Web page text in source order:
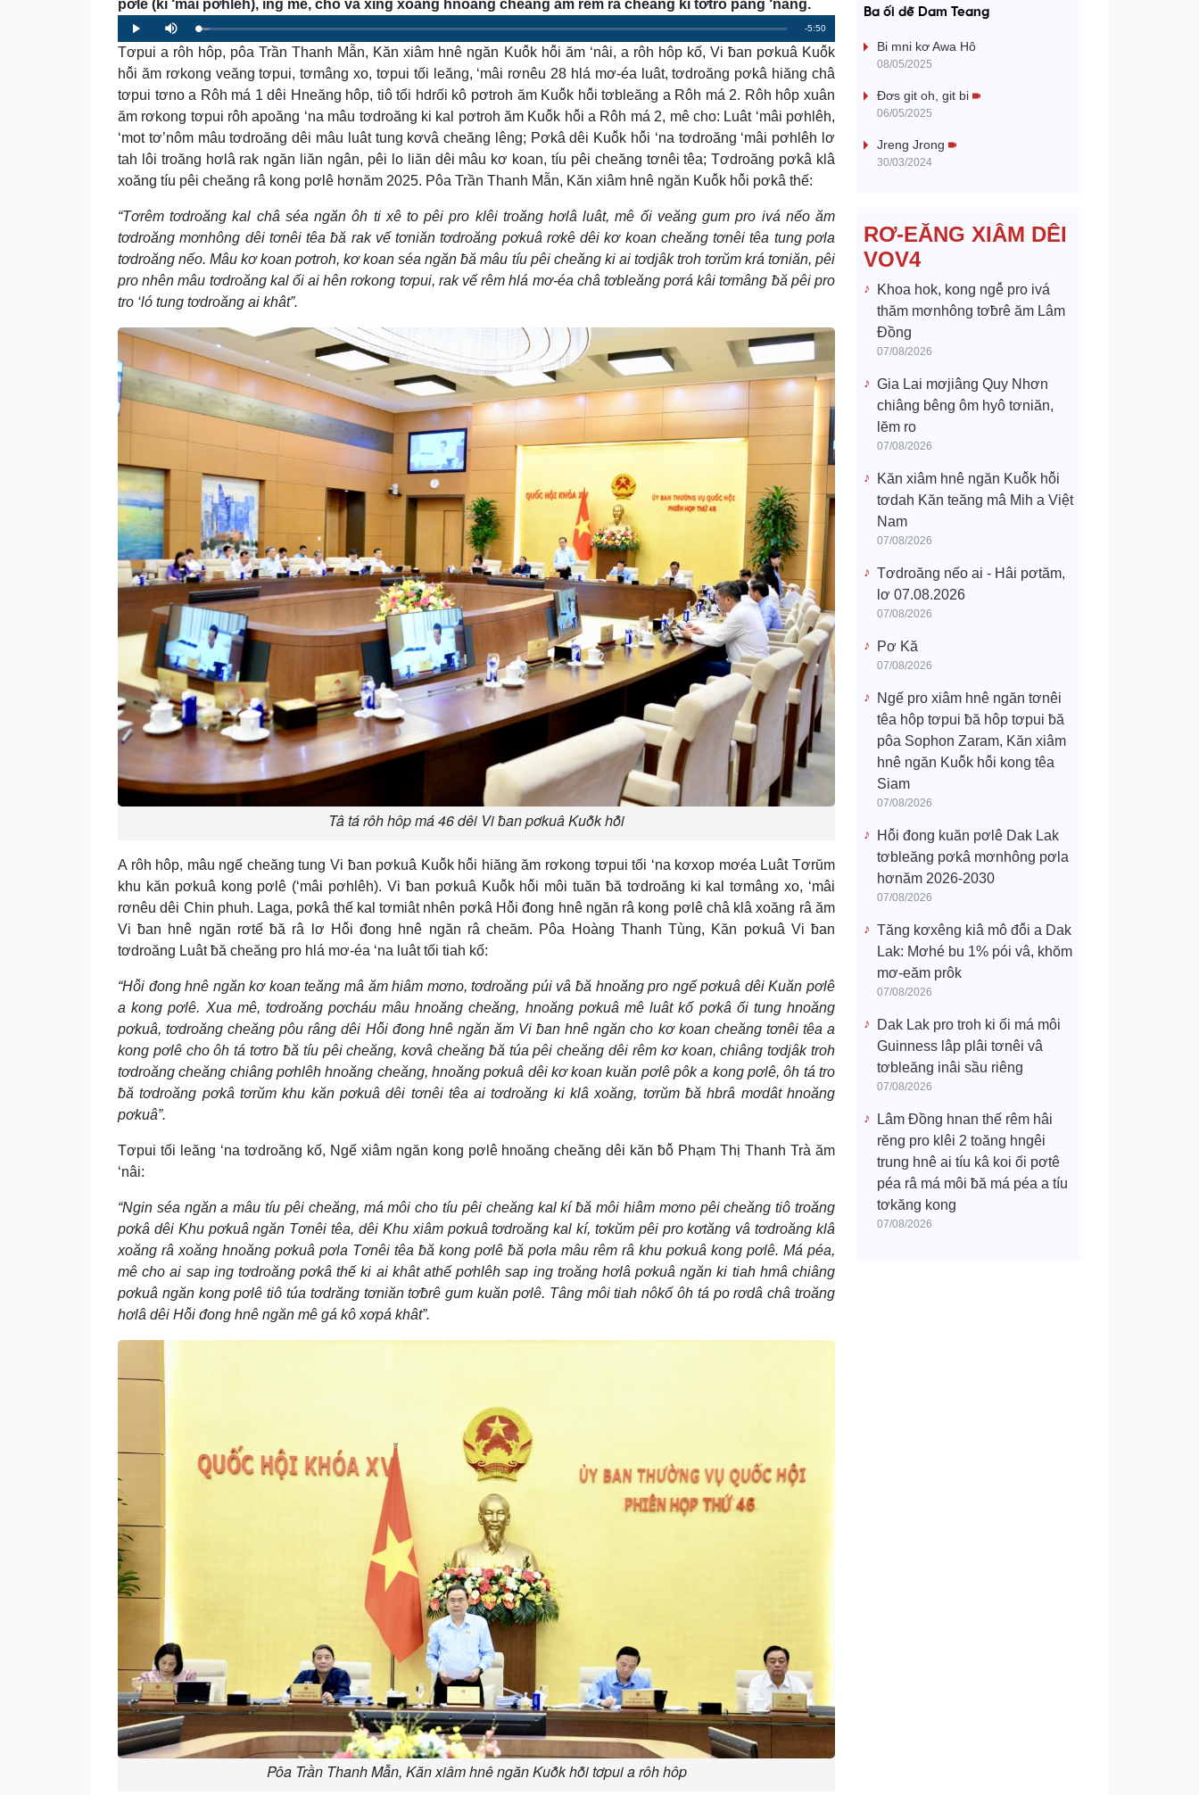
pơlê (ki ‘mâi pơhlêh), ing mê, cho vâ xing xoăng hnoăng cheăng ăm rêm râ cheăng ki tơtro păng ‘nâng.
Play Mute Loaded:
0%
Progress:
0%
Remaining
Time
-5:50
Tơpui a rôh hôp, pôa Trần Thanh Mẫn, Kăn xiâm hnê ngăn Kuô̆k hô̆i ăm ‘nâi, a rôh hôp kố, Vi ƀan pơkuâ Kuô̆k
hô̆i ăm rơkong veăng tơpui, tơmâng xo, tơpui tối leăng, ‘mâi rơnêu 28 hlá mơ-éa luât, tơdroăng pơkâ hiăng châ
tơpui tơno a Rôh má 1 dêi Hneăng hôp, tiô tối hdrối kô pơtroh ăm Kuô̆k hô̆i tơbleăng a Rôh má 2. Rôh hôp xuân
ăm rơkong tơpui rôh apoăng ‘na mâu tơdroăng ki kal pơtroh ăm Kuô̆k hô̆i a Rôh má 2, mê cho: Luât ‘mâi pơhlêh,
‘mot tơ’nôm mâu tơdroăng dêi mâu luât tung kơvâ cheăng lêng; Pơkâ dêi Kuô̆k hô̆i ‘na tơdroăng ‘mâi pơhlêh lơ
tah lôi troăng hơlâ rak ngăn liăn ngân, pêi lo liăn dêi mâu kơ koan, tíu pêi cheăng tơnêi têa; Tơdroăng pơkâ klâ
xoăng tíu pêi cheăng râ kong pơlê hơnăm 2025. Pôa Trần Thanh Mẫn, Kăn xiâm hnê ngăn Kuô̆k hô̆i pơkâ thế:
“Tơrêm tơdroăng kal châ séa ngăn ôh ti xê to pêi pro klêi troăng hơlâ luât, mê ối veăng gum pro ivá nếo ăm
tơdroăng mơnhông dêi tơnêi têa ƀă rak vế tơniăn tơdroăng pơkuâ rơkê dêi kơ koan cheăng tơnêi têa tung pơla
tơdroăng nếo. Mâu kơ koan pơtroh, kơ koan séa ngăn ƀă mâu tíu pêi cheăng ki ai tơdjâk troh tơrŭm krá tơniăn, pêi
pro nhên mâu tơdroăng kal ối ai hên rơkong tơpui, rak vế rêm hlá mơ-éa châ tơbleăng pơrá kâi tơmâng ƀă pêi pro
tro ‘ló tung tơdroăng ai khât”.
Tâ tá rôh hôp má 46 dêi Vi ƀan pơkuâ Kuô̆k hô̆i
A rôh hôp, mâu ngế cheăng tung Vi ƀan pơkuâ Kuô̆k hô̆i hiăng ăm rơkong tơpui tối ‘na kơxop mơéa Luât Tơrŭm
khu kăn pơkuâ kong pơlê (‘mâi pơhlêh). Vi ƀan pơkuâ Kuô̆k hô̆i môi tuăn ƀă tơdroăng ki kal tơmâng xo, ‘mâi
rơnêu dêi Chin phuh. Laga, pơkâ thế kal tơmiât nhên pơkâ Hô̆i đong hnê ngăn râ kong pơlê châ klâ xoăng râ ăm
Vi ƀan hnê ngăn rơtế ƀă râ lơ Hô̆i đong hnê ngăn râ cheăm. Pôa Hoàng Thanh Tùng, Kăn pơkuâ Vi ƀan
tơdroăng Luât ƀă cheăng pro hlá mơ-éa ‘na luât tối tiah kố:
“Hô̆i đong hnê ngăn kơ koan teăng mâ ăm hiâm mơno, tơdroăng púi vâ ƀă hnoăng pro ngế pơkuâ dêi Kuăn pơlê
a kong pơlê. Xua mê, tơdroăng pơcháu mâu hnoăng cheăng, hnoăng pơkuâ mê luât kố pơkâ ối tung hnoăng
pơkuâ, tơdroăng cheăng pôu râng dêi Hô̆i đong hnê ngăn ăm Vi ƀan hnê ngăn cho kơ koan cheăng tơnêi têa a
kong pơlê cho ôh tá tơtro ƀă tíu pêi cheăng, kơvâ cheăng ƀă túa pêi cheăng dêi rêm kơ koan, chiâng tơdjâk troh
tơdroăng cheăng chiâng pơhlêh hnoăng cheăng, hnoăng pơkuâ dêi kơ koan kuăn pơlê pôk a kong pơlê, ôh tá tro
ƀă tơdroăng pơkâ tơrŭm khu kăn pơkuâ dêi tơnêi têa ai tơdroăng ki klâ xoăng, tơrŭm ƀă hbrâ mơdât hnoăng
pơkuâ”.
Tơpui tối leăng ‘na tơdroăng kố, Ngế xiâm ngăn kong pơlê hnoăng cheăng dêi kăn ƀô̆ Phạm Thị Thanh Trà ăm
‘nâi:
“Ngin séa ngăn a mâu tíu pêi cheăng, má môi cho tíu pêi cheăng kal kí ƀă môi hiâm mơno pêi cheăng tiô troăng
pơkâ dêi Khu pơkuâ ngăn Tơnêi têa, dêi Khu xiâm pơkuâ tơdroăng kal kí, tơkŭm pêi pro kơtăng vâ tơdroăng klâ
xoăng râ xoăng hnoăng pơkuâ pơla Tơnêi têa ƀă kong pơlê ƀă pơla mâu rêm râ khu pơkuâ kong pơlê. Má péa,
mê cho ai sap ing tơdroăng pơkâ thế ki ai khât athế pơhlêh sap ing troăng hơlâ pơkuâ ngăn ki tiah hmâ chiâng
pơkuâ ngăn kong pơlê tiô túa tơdrăng tơniăn tơƀrê gum kuăn pơlê. Tâng môi tiah nôkố ôh tá po rơdâ châ troăng
hơlâ dêi Hô̆i đong hnê ngăn mê gá kô xơpá khât”.
Pôa Trần Thanh Mẫn, Kăn xiâm hnê ngăn Kuô̆k hô̆i tơpui a rôh hôp
a
y
V
o
Ba ối dê̆ Dam Teang
Bi mni kơ Awa Hô
08/05/2025
Đơs git oh, git bi
06/05/2025
Jreng Jrong
30/03/2024
RƠ-EĂNG XIÂM DÊI
VOV4
Khoa hok, kong ngê̆ pro ivá
thăm mơnhông tơƀrê ăm Lâm
Đồng
07/08/2026
Gia Lai mơjiâng Quy Nhơn
chiâng bêng ôm hyô tơniăn,
lĕm ro
07/08/2026
Kăn xiâm hnê ngăn Kuô̆k hô̆i
tơdah Kăn teăng mâ Mih a Việt
Nam
07/08/2026
Tơdroăng nếo ai - Hâi pơtăm,
lơ 07.08.2026
07/08/2026
Pơ Kă
07/08/2026
Ngế pro xiâm hnê ngăn tơnêi
têa hôp tơpui ƀă hôp tơpui ƀă
pôa Sophon Zaram, Kăn xiâm
hnê ngăn Kuô̆k hô̆i kong têa
Siam
07/08/2026
Hô̆i đong kuăn pơlê Dak Lak
tơbleăng pơkâ mơnhông pơla
hơnăm 2026-2030
07/08/2026
Tăng kơxêng kiâ mô đô̆i a Dak
Lak: Mơhé bu 1% pói vâ, khŏm
mơ-eăm prôk
07/08/2026
Dak Lak pro troh ki ối má môi
Guinness lâp plâi tơnêi vâ
tơbleăng inâi sầu riêng
07/08/2026
Lâm Đồng hnan thế rêm hâi
rĕng pro klêi 2 toăng hngêi
trung hnê ai tíu kâ koi ối pơtê
péa râ má môi ƀă má péa a tíu
tơkăng kong
07/08/2026